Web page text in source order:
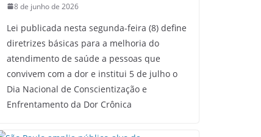
8 de junho de 2026
Lei publicada nesta segunda-feira (8) define
diretrizes básicas para a melhoria do
atendimento de saúde a pessoas que
convivem com a dor e institui 5 de julho o
Dia Nacional de Conscientização e
Enfrentamento da Dor Crônica